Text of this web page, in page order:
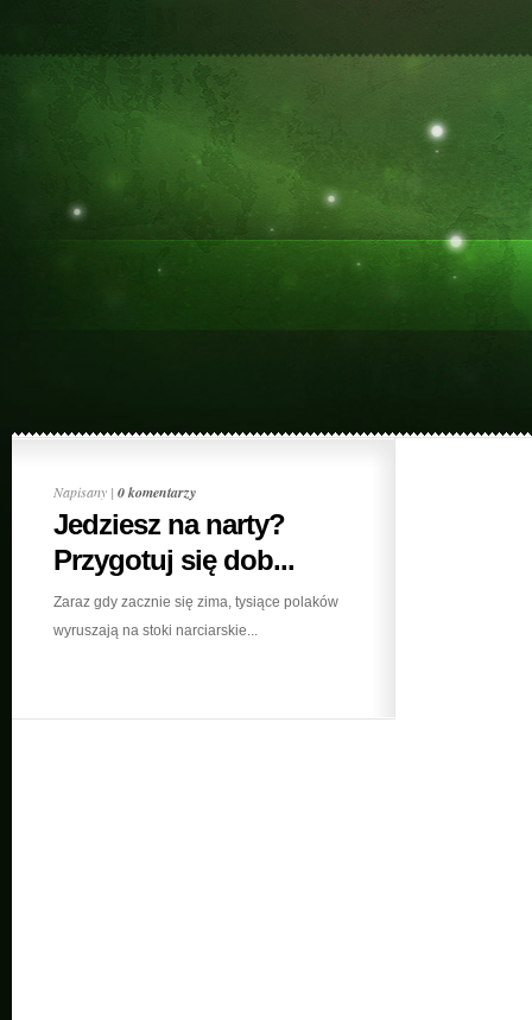
Napisany | 0 komentarzy
Jedziesz na narty?
Przygotuj się dob...
Zaraz gdy zacznie się zima, tysiące polaków
wyruszają na stoki narciarskie...